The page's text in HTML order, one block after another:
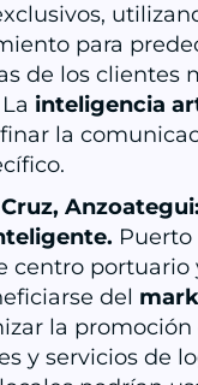
para
de los clientes
inteligencia
la
Puerto
centro portuario
del
la promoción
y servicios de